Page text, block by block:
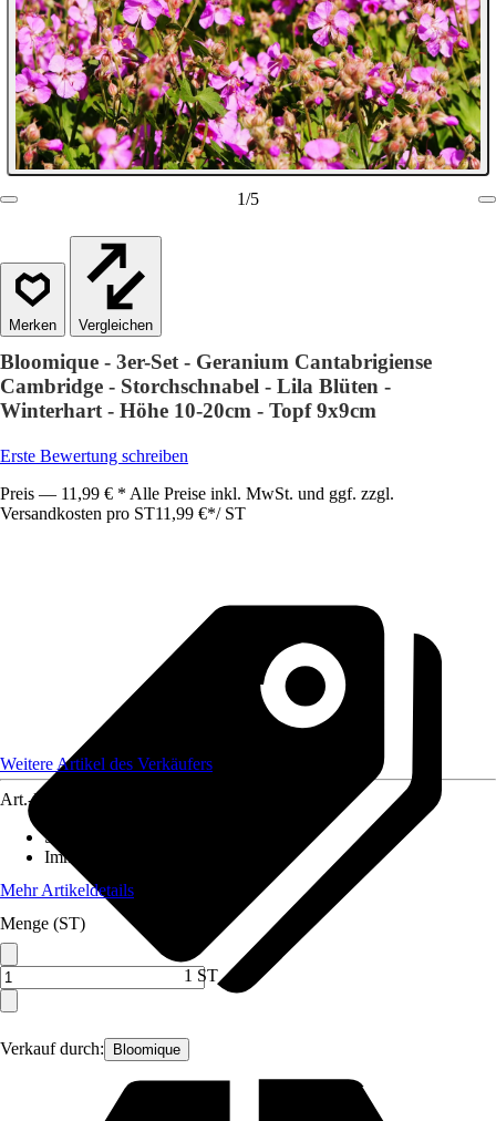
1/5
Vergleichen
Bloomique - 3er-Set - Geranium Cantabrigiense
Cambridge - Storchschnabel - Lila Blüten -
Winterhart - Höhe 10-20cm - Topf 9x9cm
Erste Bewertung schreiben
Preis — 11,99 € * Alle Preise inkl. MwSt. und ggf. zzgl.
Versandkosten pro ST11,99 €*/ ST
Verkauf durch: Bloomique
Weitere Artikel des Verkäufers
Art.-Nr.
Standort
Immergrün
Mehr Artikeldetails
Menge (ST)
1 ST